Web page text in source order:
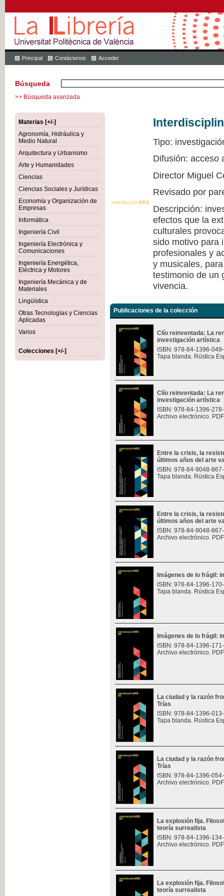
Principal Contáctenos Acceder
Búsqueda
>> Búsqueda avanzada
Materias [+/-]
Agronomía, Hidráulica y
Medio Natural
Arquitectura y Urbanismo
Arte y Humanidades
Ciencias
Ciencias Sociales y Jurídicas
Economía y Organización de
Empresas
Informática
Ingeniería Civil
Ingeniería Electrónica y
Comunicaciones
Ingeniería Energética,
Eléctrica y Motores
Ingeniería Mecánica y de
Materiales
Lingüística
Otras Tecnologías y Ciencias
Aplicadas
Varios
Colecciones [+/-]
Tipo:
Difusión: acceso
Director Miguel
Revisado por
Descripción:
efectos que la
culturales
sido motivo para
profesionales y
y musicales,
testimonio de un
vivencia.
Publicaciones de la colección
Clío reinventada: La
investigación artística
ISBN: 978-84-1396-
Tapa blanda. Rústica
Clío reinventada: La
investigación artística
ISBN: 978-84-1396-
Archivo electrónico.
Entre la crisis, la
últimos años del arte
ISBN: 978-84-9048-
Tapa blanda. Rústica
Entre la crisis, la
últimos años del arte
ISBN: 978-84-9048-
Archivo electrónico.
Imágenes de lo frágil:
ISBN: 978-84-1396-
Tapa blanda. Rústica
Imágenes de lo frágil:
ISBN: 978-84-1396-
Archivo electrónico.
La ciudad y la razón
Trías
ISBN: 978-84-1396-
Tapa blanda. Rústica
La ciudad y la razón
Trías
ISBN: 978-84-1396-
Archivo electrónico.
La explosión fija.
teoría surrealista
ISBN: 978-84-1396-
Archivo electrónico.
La explosión fija.
teoría surrealista